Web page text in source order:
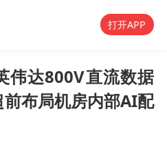
打开APP
伟达800V直流数据
布局机房内部AI配